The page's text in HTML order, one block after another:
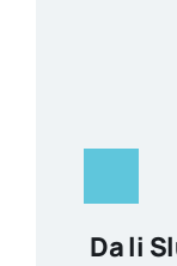
Da li